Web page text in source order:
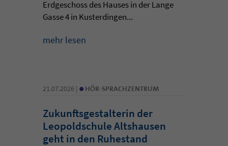
Erdgeschoss des Hauses in der Lange
Gasse 4 in Kusterdingen...
mehr lesen
21.07.2026 | • HÖR-SPRACHZENTRUM
Zukunftsgestalterin der
Leopoldschule Altshausen
geht in den Ruhestand